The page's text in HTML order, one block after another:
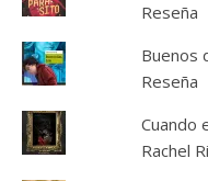
Reseña
Buenos
Reseña
Cuando
Rachel